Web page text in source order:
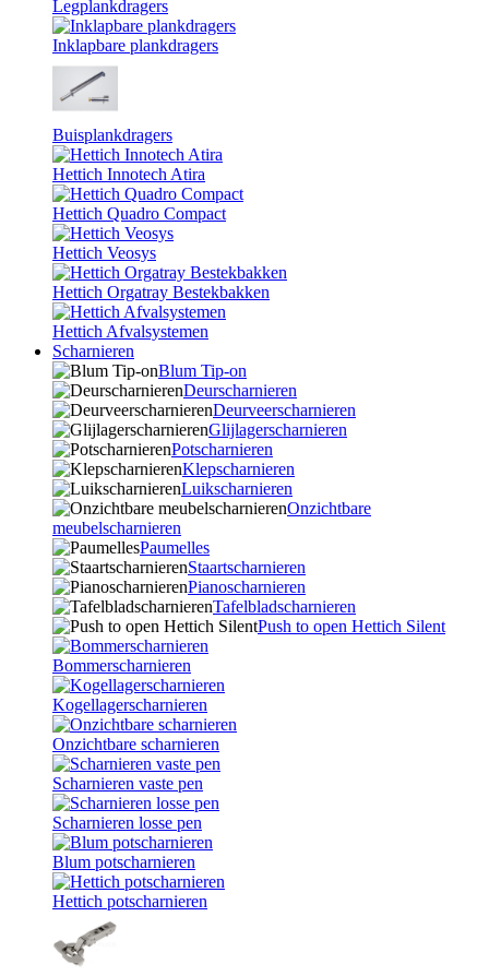
Legplankdragers
Inklapbare plankdragers
Buisplankdragers
Hettich Innotech Atira
Hettich Quadro Compact
Hettich Veosys
Hettich Orgatray Bestekbakken
Hettich Afvalsystemen
Scharnieren
Blum Tip-on
Deurscharnieren
Deurveerscharnieren
Glijlagerscharnieren
Potscharnieren
Klepscharnieren
Luikscharnieren
Onzichtbare
meubelscharnieren
Paumelles
Staartscharnieren
Pianoscharnieren
Tafelbladscharnieren
Push to open Hettich Silent
Bommerscharnieren
Kogellagerscharnieren
Onzichtbare scharnieren
Scharnieren vaste pen
Scharnieren losse pen
Blum potscharnieren
Hettich potscharnieren